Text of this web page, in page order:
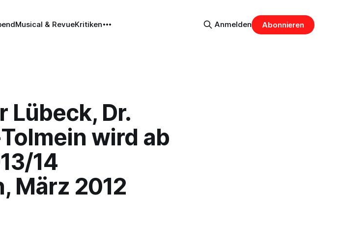
Musical & RevueKritiken Anmelden Abonnieren
Lübeck, Dr.
wird ab
14
März 2012